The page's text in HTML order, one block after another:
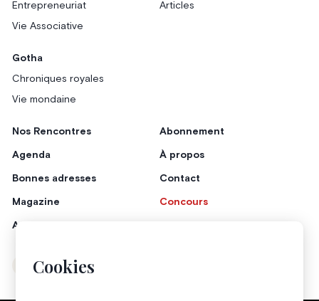
Cookies
Entrepreneuriat
Vie Associative
Articles
Gotha
Chroniques royales
Vie mondaine
Nos Rencontres
Agenda
Bonnes adresses
Magazine
Annonceurs
Abonnement
À propos
Contact
Concours
Instagram